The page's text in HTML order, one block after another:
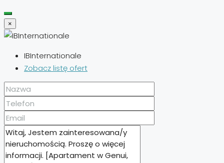
×
IBInternationale
Zobacz listę ofert